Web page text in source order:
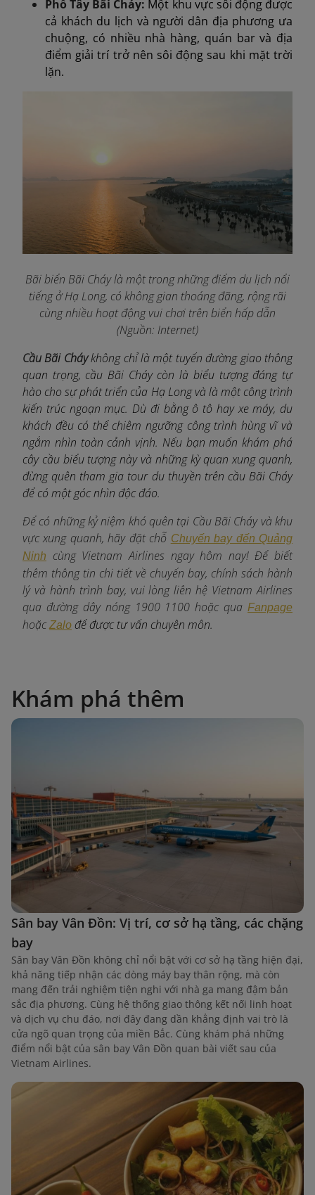
Phố Tây Bãi Cháy: Một khu vực sôi động được
cả khách du lịch và người dân địa phương ưa
chuộng, có nhiều nhà hàng, quán bar và địa
điểm giải trí trở nên sôi động sau khi mặt trời
lặn.
Bãi biển Bãi Cháy là một trong những điểm du lịch nổi
tiếng ở Hạ Long, có không gian thoáng đãng, rộng rãi
cùng nhiều hoạt động vui chơi trên biển hấp dẫn
(Nguồn: Internet)
Cầu Bãi Cháykhông chỉ là một tuyến đường giao thông
quan trọng, cầu Bãi Cháy còn là biểu tượng đáng tự
hào cho sự phát triển của Hạ Long và là một công trình
kiến trúc ngoạn mục. Dù đi bằng ô tô hay xe máy, du
khách đều có thể chiêm ngưỡng công trình hùng vĩ và
ngắm nhìn toàn cảnh vịnh. Nếu bạn muốn khám phá
cây cầu biểu tượng này và những kỳ quan xung quanh,
đừng quên tham gia tour du thuyền trên cầu Bãi Cháy
để có một góc nhìn độc đáo.
Để có những kỷ niệm khó quên tại Cầu Bãi Cháy và khu
vực xung quanh, hãy đặt chỗ Chuyến bay đến Quảng
Ninh
cùng Vietnam Airlines ngay hôm nay! Để biết
thêm thông tin chi tiết về chuyến bay, chính sách hành
lý và hành trình bay, vui lòng liên hệ Vietnam Airlines
qua đường dây nóng 1900 1100 hoặc qua Fanpage
hoặc Zalo để được tư vấn chuyên môn.
Khám phá thêm
Sân bay Vân Đồn: Vị trí, cơ sở hạ tầng, các chặng
bay
Sân bay Vân Đồn không chỉ nổi bật với cơ sở hạ tầng hiện đại,
khả năng tiếp nhận các dòng máy bay thân rộng, mà còn
mang đến trải nghiệm tiện nghi với nhà ga mang đậm bản
sắc địa phương. Cùng hệ thống giao thông kết nối linh hoạt
và dịch vụ chu đáo, nơi đây đang dần khẳng định vai trò là
cửa ngõ quan trọng của miền Bắc. Cùng khám phá những
điểm nổi bật của sân bay Vân Đồn quan bài viết sau của
Vietnam Airlines.